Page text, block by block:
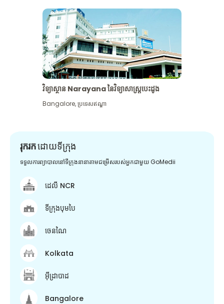
វិទ្យាស្ថាន Narayana នៃវិទ្យាសាស្រ្តបេះដូង
Bangalore,ប្រទេសឥណ្ឌា
រុករកដោយទីក្រុង
ទទួលការព្យាបាលនៅទីក្រុងនានាតាមជម្រើសរបស់អ្នកជាមួយ GoMedii
ដេលី NCR
ទីក្រុងបុមបៃ
ចេនណៃ
Kolkata
អ៊ីដ្រាបាដ
Bangalore